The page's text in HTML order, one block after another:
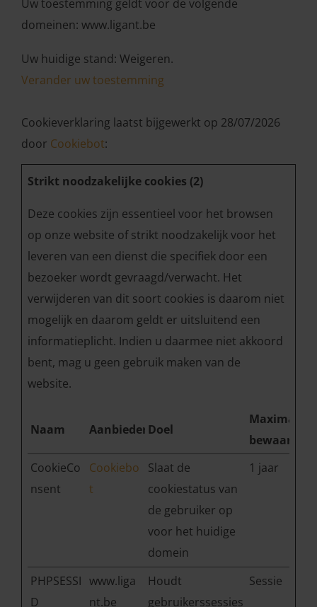
Uw toestemming geldt voor de volgende
domeinen: www.ligant.be
Uw huidige stand: Weigeren.
Verander uw toestemming
Cookieverklaring laatst bijgewerkt op 28/07/2026
door Cookiebot:
Strikt noodzakelijke cookies (2)
Deze cookies zijn essentieel voor het browsen
op onze website of strikt noodzakelijk voor het
leveren van een dienst die specifiek door een
bezoeker wordt gevraagd/verwacht. Het
verwijderen van dit soort cookies is daarom niet
mogelijk en daarom geldt er uitsluitend een
informatieplicht. Indien u daarmee niet akkoord
bent, mag u geen gebruik maken van de
website.
Naam Aanbieder Doel
Maximale
CookieCo
nsent
Cookiebo
t
Slaat de
cookiestatus van
de gebruiker op
voor het huidige
domein
1 jaar
PHPSESSI
D
www.liga
nt.be
Houdt
gebruikerssessies
Sessie